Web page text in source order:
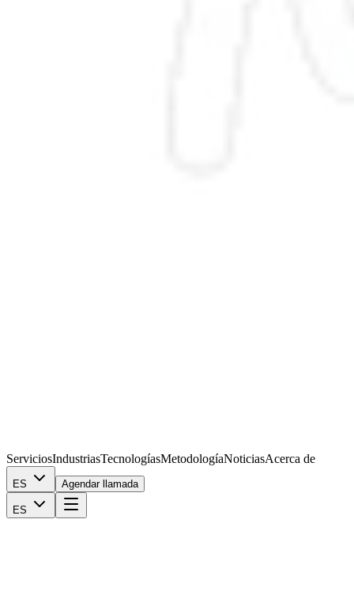
ServiciosIndustriasTecnologíasMetodologíaNoticiasAcerca de
ES Agendar llamada
ES